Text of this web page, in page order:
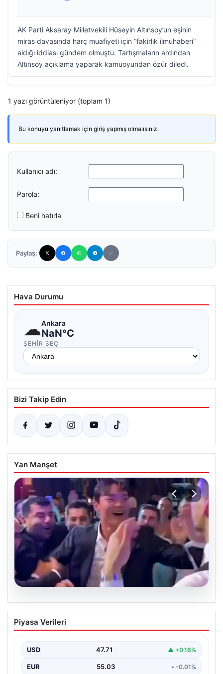
AK Parti Aksaray Milletvekili Hüseyin Altınsoy’un eşinin
miras davasında harç muafiyeti için “fakirlik ilmuhaberi”
aldığı iddiası gündem olmuştu. Tartışmaların ardından
Altınsoy açıklama yaparak kamuoyundan özür diledi.
1 yazı görüntüleniyor (toplam 1)
Bu konuyu yanıtlamak için giriş yapmış olmalısınız.
Kullanıcı adı:
Parola:
Beni hatırla
Paylaş:
Hava Durumu
☁Ankara
NaN°C
ŞEHIR SEÇ
Bizi Takip Edin
Yan Manşet
05.08.2026
Beşiktaşlı Hyeon-gyu Oh’un düğün
dansında yakaladığı coşku
düzenlediği düğünde sahneye çıkarak eğlenceli bir
dans performansı…
Piyasa Verileri
USD 47.71 ▲ +0.16%
EUR 55.03 • -0.01%